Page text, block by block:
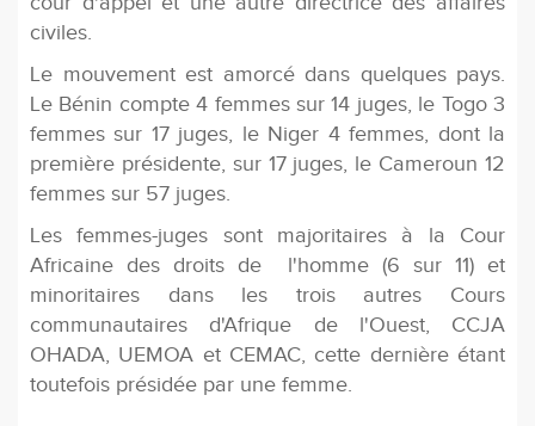
civiles.
Le mouvement est amorcé dans quelques pays.
Le Bénin compte 4 femmes sur 14 juges, le Togo 3
femmes sur 17 juges, le Niger 4 femmes, dont la
première présidente, sur 17 juges, le Cameroun 12
femmes sur 57 juges.
Les femmes-juges sont majoritaires à la Cour
Africaine des droits de l'homme (6 sur 11) et
minoritaires dans les trois autres Cours
communautaires d'Afrique de l'Ouest, CCJA
OHADA, UEMOA et CEMAC, cette dernière étant
toutefois présidée par une femme.